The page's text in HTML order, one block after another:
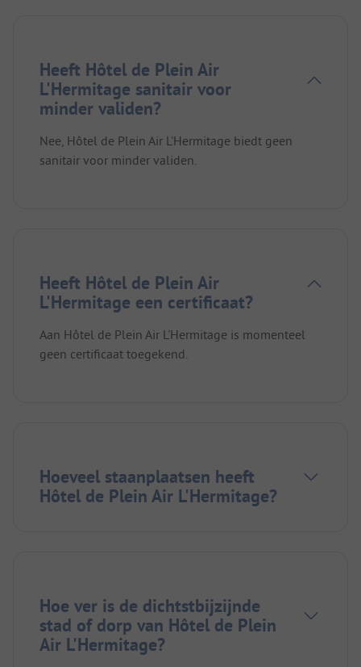
Heeft Hôtel de Plein Air
L'Hermitage sanitair voor
minder validen?
Nee, Hôtel de Plein Air L'Hermitage biedt geen
sanitair voor minder validen.
Heeft Hôtel de Plein Air
L'Hermitage een certificaat?
Aan Hôtel de Plein Air L'Hermitage is momenteel
geen certificaat toegekend.
Hoeveel staanplaatsen heeft
Hôtel de Plein Air L'Hermitage?
Hoe ver is de dichtstbijzijnde
stad of dorp van Hôtel de Plein
Air L'Hermitage?